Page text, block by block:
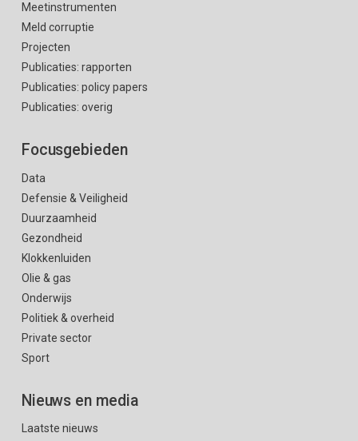
Meetinstrumenten
Meld corruptie
Projecten
Publicaties: rapporten
Publicaties: policy papers
Publicaties: overig
Focusgebieden
Data
Defensie & Veiligheid
Duurzaamheid
Gezondheid
Klokkenluiden
Olie & gas
Onderwijs
Politiek & overheid
Private sector
Sport
Nieuws en media
Laatste nieuws